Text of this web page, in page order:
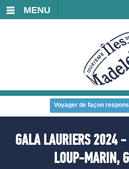
MENU
Voyager de façon
GALA LAURIERS 2024 -
LOUP-MARIN,